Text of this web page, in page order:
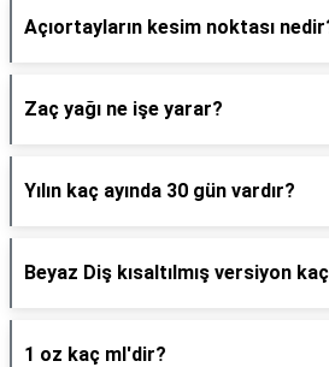
Açıortayların kesim noktası
Zaç yağı ne işe yarar?
Yılın kaç ayında 30 gün vardır?
Beyaz Diş kısaltılmış versiyon
1 oz kaç ml'dir?